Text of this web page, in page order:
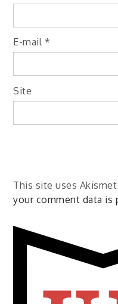
E-mail *
Site
This site uses
your comment data is